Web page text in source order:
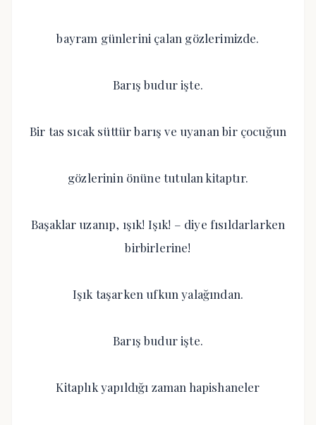
bayram günlerini çalan gözlerimizde.
Barış budur işte.
Bir tas sıcak süttür barış ve uyanan bir çocuğun
gözlerinin önüne tutulan kitaptır.
Başaklar uzanıp, ışık! Işık! – diye fısıldarlarken
birbirlerine!
Işık taşarken ufkun yalağından.
Barış budur işte.
Kitaplık yapıldığı zaman hapishaneler